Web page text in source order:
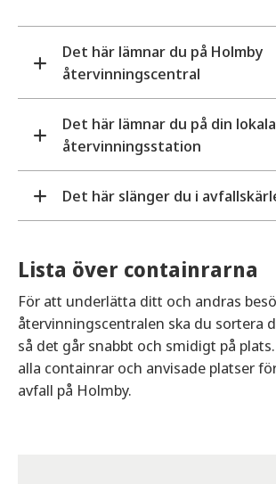
Det här lämnar du på Holmby
återvinningscentral
På återvinningscentralen kan du
grovavfall. Exempelvis möbler,
elavfall och farligt avfall från ditt
föreningar och andra verksamheter
material och energi, och farliga
från att hamna i naturen. Tack för
Du är välkommen att prata med
finns på plats om du har några
Det här lämnar du på din lokala
återvinningsstation
På återvinningsstationen lämnar du
avfall så som:
pappersförpackningar
metallförpackningar
glasflaskor
plastförpackningar
samt tidningar och magasin.
I Sunne kommun finns flera
utplacerade, läs mer och hitta din
Det här slänger du i
kan sorteras ut. Det ska slängas i det
avfallskärlet du har hemma.
Exempel på hushållsavfall
Kuvert
Blöjor
Lista över containrarna
För att underlätta ditt och andras
återvinningscentralen ska du sortera
så det går snabbt och smidigt på
alla containrar och anvisade platser
avfall på Holmby.